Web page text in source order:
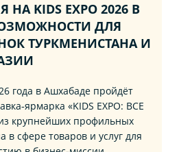
KIDS EXPO 2026 В
ДЛЯ
ТУРКМЕНИСТАНА И
года в Ашхабаде пройдёт
«KIDS EXPO: ВСЕ
крупнейших профильных
в сфере товаров и услуг для